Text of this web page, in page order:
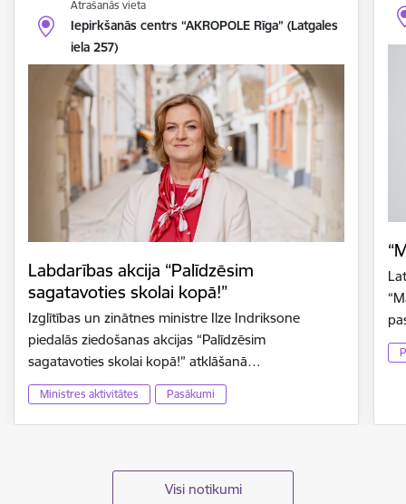
Atrašanās vieta
Iepirkšanās centrs “AKROPOLE Rīga” (Latgales
iela 257)
Labdarības akcija “Palīdzēsim
sagatavoties skolai kopā!”
Izglītības un zinātnes ministre Ilze Indriksone
piedalās ziedošanas akcijas “Palīdzēsim
sagatavoties skolai kopā!” atklāšanā…
Ministres aktivitātes Pasākumi
Visi notikumi